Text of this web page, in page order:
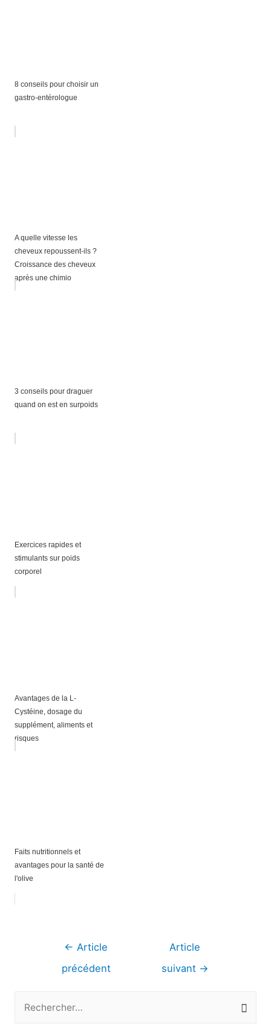
8 conseils pour choisir un
gastro-entérologue
A quelle vitesse les
cheveux repoussent-ils ?
Croissance des cheveux
après une chimio
3 conseils pour draguer
quand on est en surpoids
Exercices rapides et
stimulants sur poids
corporel
Avantages de la L-
Cystéine, dosage du
supplément, aliments et
risques
Faits nutritionnels et
avantages pour la santé de
l'olive
Navigation
← Article
précédent
Article
suivant →